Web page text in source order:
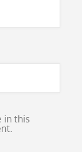
in this